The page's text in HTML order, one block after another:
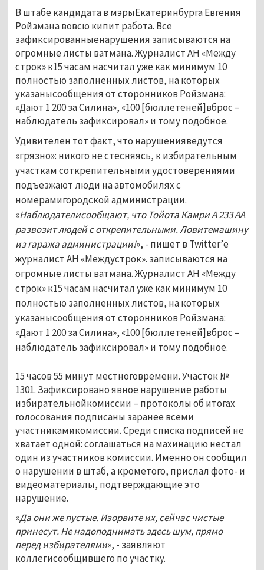
В штабе кандидата в мэрыЕкатеринбурга Евгения
Ройзмана вовсю кипит работа. Все
зафиксированныенарушения записываются на
огромные листы ватмана. Журналист АН «Между
строк» к15 часам насчитал уже как минимум 10
полностью заполненных листов, на которых
указанысообщения от сторонников Ройзмана:
«Дают 1 200 за Силина», «100 [бюллетеней]вброс –
наблюдатель зафиксировал» и тому подобное.
Удивителен тот факт, что нарушенияведутся
«грязно»: никого не стесняясь, к избирательным
участкам соткрепительными удостоверениями
подъезжают люди на автомобилях с
номерамигородской администрации.
«Наблюдателисообщают, что Тойота Камри А 233 АА
развозит людей с открепительными. Ловитемашину
из гаража администрации!», - пишет в Twitter’е
журналист АН «Междустрок». записываются на
огромные листы ватмана. Журналист АН «Между
строк» к15 часам насчитал уже как минимум 10
полностью заполненных листов, на которых
указанысообщения от сторонников Ройзмана:
«Дают 1 200 за Силина», «100 [бюллетеней]вброс –
наблюдатель зафиксировал» и тому подобное.
15 часов 55 минут местноговремени. Участок №
1301. Зафиксировано явное нарушение работы
избирательнойкомиссии – протоколы об итогах
голосования подписаны заранее всеми
участникамикомиссии. Среди списка подписей не
хватает одной: соглашаться на махинацию нестал
один из участников комиссии. Именно он сообщил
о нарушении в штаб, а крометого, прислал фото- и
видеоматериалы, подтверждающие это
нарушение.
«Да они же пустые. Изорвите их, сейчас чистые
принесут. Не надоподнимать здесь шум, прямо
перед избирателями», - заявляют
коллегисообщившего по участку.